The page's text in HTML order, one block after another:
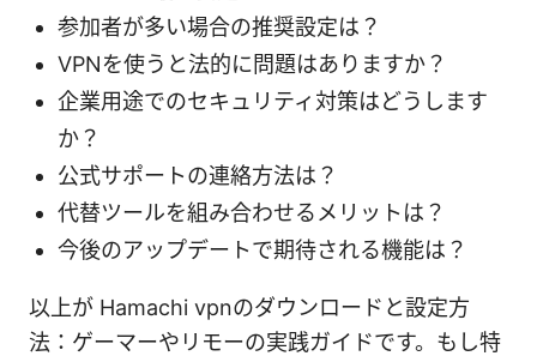
参加者が多い場合の推奨設定は？
VPNを使うと法的に問題はありますか？
企業用途でのセキュリティ対策はどうします
か？
公式サポートの連絡方法は？
代替ツールを組み合わせるメリットは？
今後のアップデートで期待される機能は？
以上が Hamachi vpnのダウンロードと設定方
法：ゲーマーやリモーの実践ガイドです。もし特